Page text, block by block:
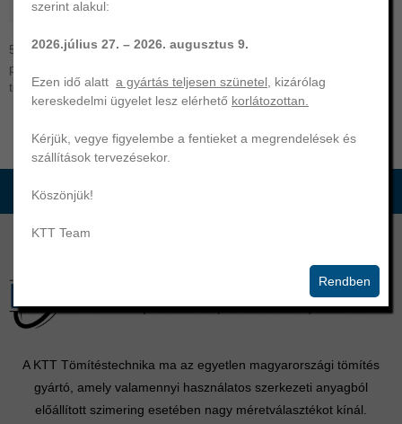
53,57x3,53 X-gyűrű | FKM-70. KTT Tömítéstechnika az Ön
professzionális partnere | O-gyűrű, szimering, hidraulika- és egyéb
tömítés gyártása és forgalmazása széles választékban.
A KTT Tömítéstechnika ma az egyetlen magyarországi tömítés
gyártó, amely valamennyi használatos szerkezeti anyagból
előállított szimering esetében nagy méretválasztékot kínál.
szerint alakul:
2026.július 27. – 2026. augusztus 9.
Ezen idő alatt a gyártás teljesen szünetel , kizárólag
kereskedelmi ügyelet lesz elérhető korlátozottan.
Kérjük, vegye figyelembe a fentieket a megrendelések és
szállítások tervezésekor.
Köszönjük!
KTT Team
Rendben